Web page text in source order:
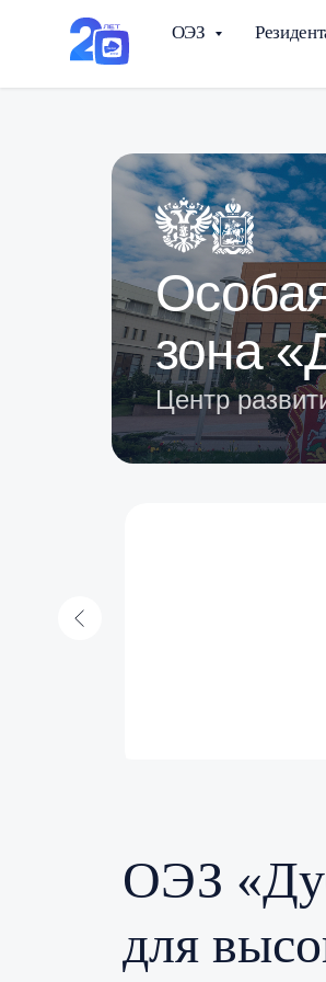
ОЭЗ
зона
Центр
ОЭЗ
для